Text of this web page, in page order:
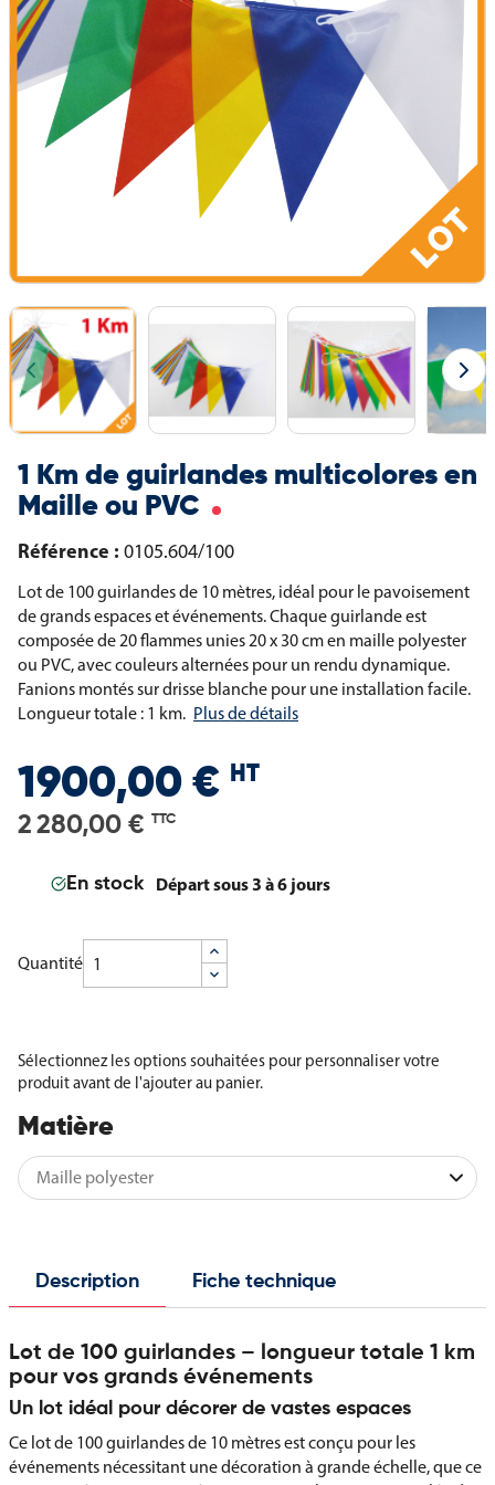
1 Km de guirlandes multicolores en
Maille ou PVC
Référence : 0105.604/100
Lot de 100 guirlandes de 10 mètres, idéal pour le pavoisement
de grands espaces et événements. Chaque guirlande est
composée de 20 flammes unies 20 x 30 cm en maille polyester
ou PVC, avec couleurs alternées pour un rendu dynamique.
Fanions montés sur drisse blanche pour une installation facile.
Longueur totale : 1 km. Plus de détails
1900,00 € HT
2 280,00 € TTC
En stock Départ sous 3 à 6 jours
Quantité
Sélectionnez les options souhaitées pour personnaliser votre
produit avant de l'ajouter au panier.
Matière
Description Fiche technique
Lot de 100 guirlandes – longueur totale 1 km
pour vos grands événements
Un lot idéal pour décorer de vastes espaces
Ce lot de 100 guirlandes de 10 mètres est conçu pour les
événements nécessitant une décoration à grande échelle, que ce